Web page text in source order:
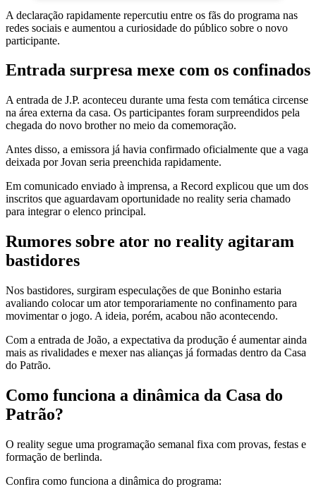
A declaração rapidamente repercutiu entre os fãs do programa nas
redes sociais e aumentou a curiosidade do público sobre o novo
participante.
Entrada surpresa mexe com os confinados
A entrada de J.P. aconteceu durante uma festa com temática circense
na área externa da casa. Os participantes foram surpreendidos pela
chegada do novo brother no meio da comemoração.
Antes disso, a emissora já havia confirmado oficialmente que a vaga
deixada por Jovan seria preenchida rapidamente.
Em comunicado enviado à imprensa, a Record explicou que um dos
inscritos que aguardavam oportunidade no reality seria chamado
para integrar o elenco principal.
Rumores sobre ator no reality agitaram
bastidores
Nos bastidores, surgiram especulações de que Boninho estaria
avaliando colocar um ator temporariamente no confinamento para
movimentar o jogo. A ideia, porém, acabou não acontecendo.
Com a entrada de João, a expectativa da produção é aumentar ainda
mais as rivalidades e mexer nas alianças já formadas dentro da Casa
do Patrão.
Como funciona a dinâmica da Casa do
Patrão?
O reality segue uma programação semanal fixa com provas, festas e
formação de berlinda.
Confira como funciona a dinâmica do programa: